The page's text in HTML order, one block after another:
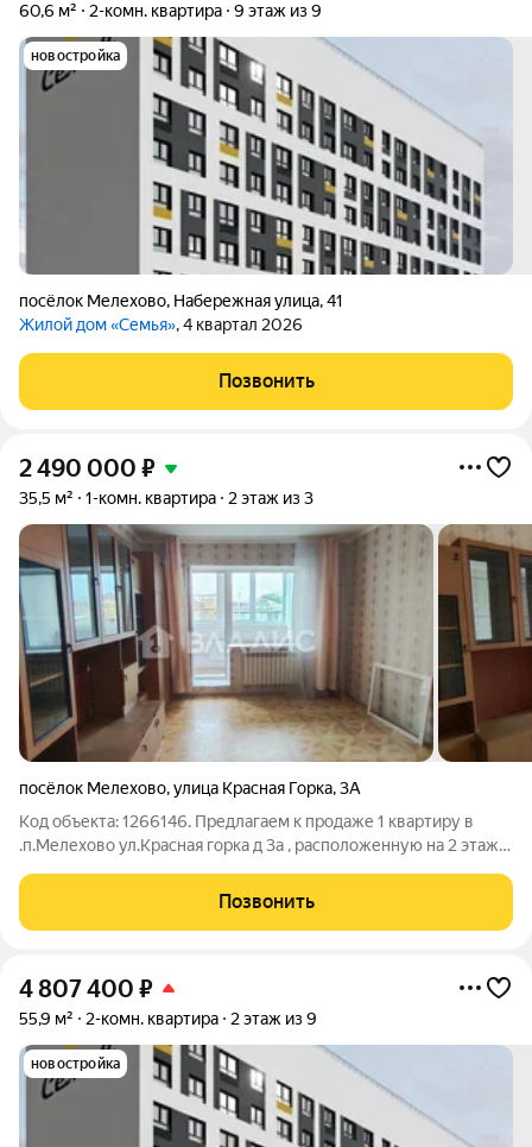
60,6 м² 2-комн. квартира 9 этаж из 9
новостройка
посёлок Мелехово, Набережная улица,41
Жилой дом «Семья», 4 квартал 2026
Позвонить
2 490 000 ₽
35,5 м² 1-комн. квартира 2 этаж из 3
посёлок Мелехово,улица Красная Горка,3А
Код объекта: 1266146. Предлагаем к продаже 1 квартиру в
.п.Мелехово ул.Красная горка д 3а , расположенную на 2 этаже
Квартира в хорошем, жилом состоянии с автономным
отоплением (газовый котел в
Позвонить
4 807 400 ₽
55,9 м² 2-комн. квартира 2 этаж из 9
новостройка